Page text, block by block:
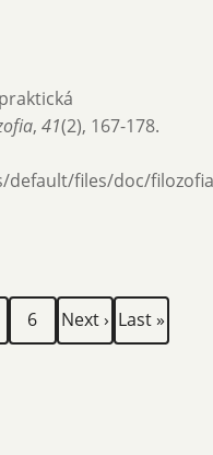
, 41(2), 167-178.
default/files/doc/
Page
6
Next
page
Next › Last
page
Last »